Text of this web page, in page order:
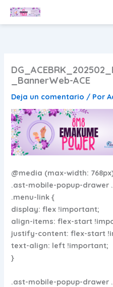
_BannerWeb-ACE
Deja un comentario / Por
@media (max-width:
.ast-mobile-popup-drawer
.menu-link {
display: flex !important;
align-items: flex-start
justify-content: flex-start
text-align: left !important;
}
.ast-mobile-popup-drawer